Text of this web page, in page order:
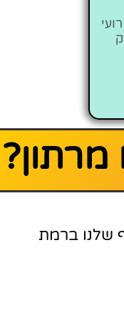
מרתון?
שלנו ברמת